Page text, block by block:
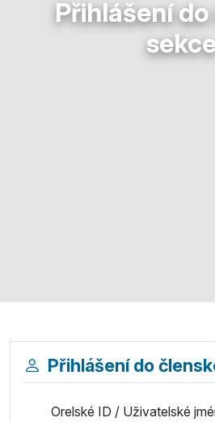
Přihlášení
Přihlášení do
Orelské ID / Uživatelské